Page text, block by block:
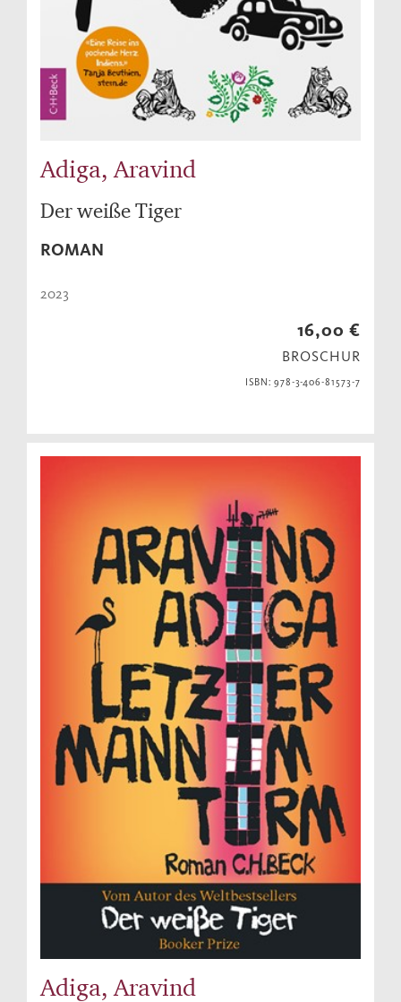
Adiga, Aravind
Der weiße Tiger
ROMAN
2023
16,00 €
BROSCHUR
ISBN: 978-3-406-81573-7
Adiga, Aravind